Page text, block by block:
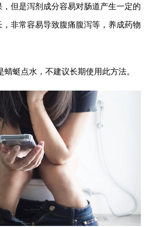
但是泻剂成分容易对肠道产生一定的
非常容易导致腹痛腹泻等，养成药物
蜻蜓点水，不建议长期使用此方法。